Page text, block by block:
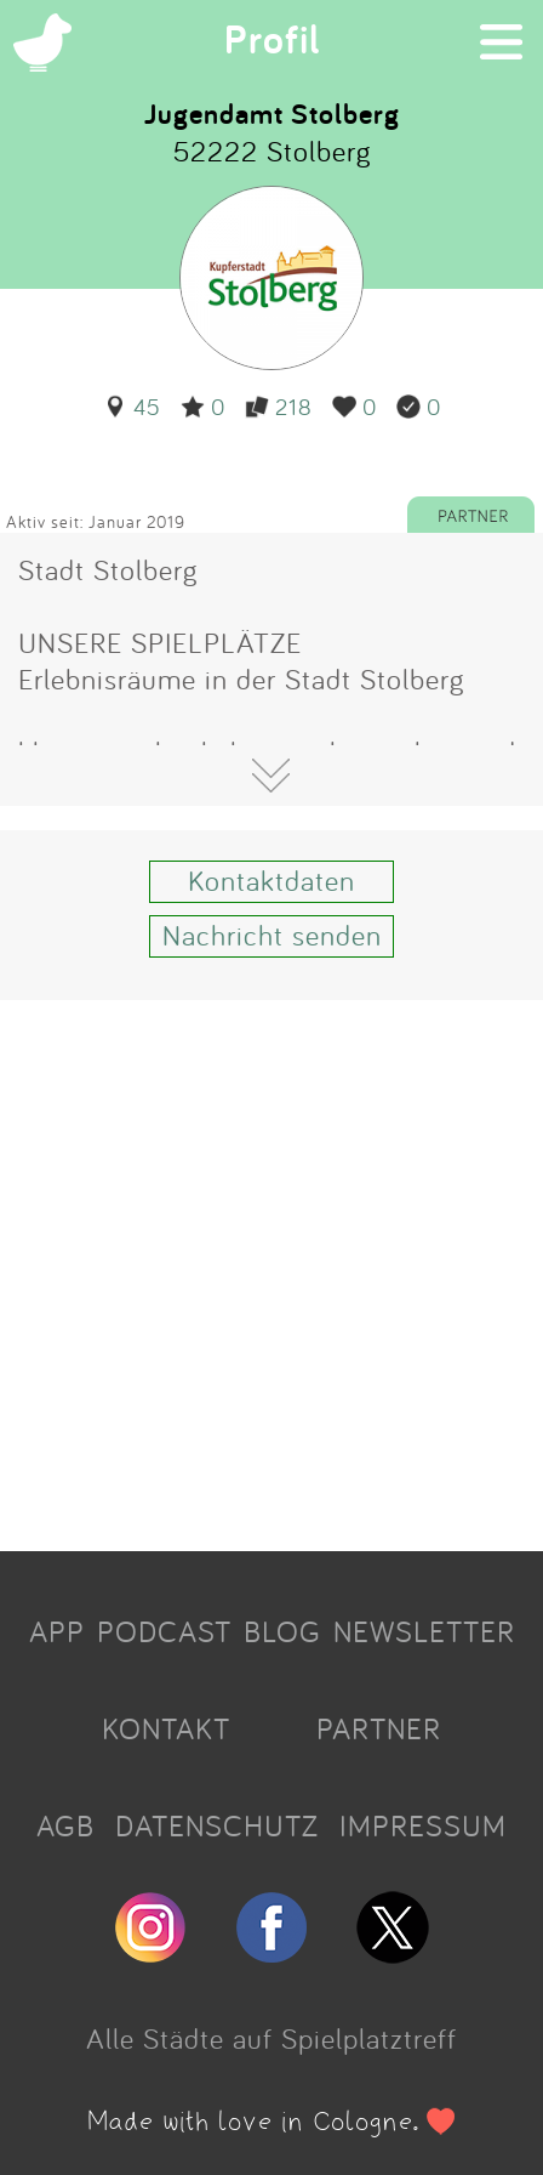
Profil ×
Suchen
Eintragen
App
Blog
Partner
Anmelden
Jugendamt Stolberg
52222 Stolberg
45 0 218 0 0
Aktiv seit: Januar 2019
Stadt Stolberg
UNSERE SPIELPLÄTZE
Erlebnisräume in der Stadt Stolberg
klettern, schaukeln, rutschen, toben und
spielen, sportlich aktiv sein, sich
kommunizieren in mehr als 52 Spiel-
und Erlebnisräumen der Kupferstadt
Stolberg, geeignet für Kinder und
Jugendliche, die ganze Familie und
Kontaktdaten
Nachricht senden
APP PODCAST BLOG NEWSLETTER
KONTAKT PARTNER
AGB DATENSCHUTZ IMPRESSUM
Alle Städte auf Spielplatztreff
Made with love in Cologne.